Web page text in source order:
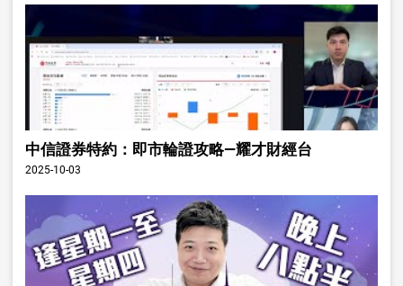
中信證券特約：即市輪證攻略—耀才財經台
2025-10-03